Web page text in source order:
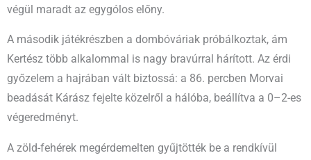
végül maradt az egygólos előny.
A második játékrészben a dombóváriak próbálkoztak, ám
Kertész több alkalommal is nagy bravúrral hárított. Az érdi
győzelem a hajrában vált biztossá: a 86. percben Morvai
beadását Kárász fejelte közelről a hálóba, beállítva a 0–2-es
végeredményt.
A zöld-fehérek megérdemelten gyűjtötték be a rendkívül